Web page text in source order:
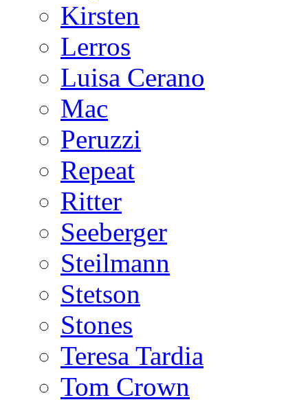
Kirsten
Lerros
Luisa Cerano
Mac
Peruzzi
Repeat
Ritter
Seeberger
Steilmann
Stetson
Stones
Teresa Tardia
Tom Crown